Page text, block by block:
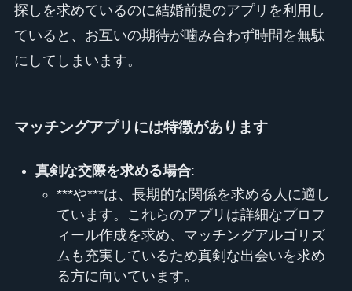
探しを求めているのに結婚前提のアプリを利用し
ていると、お互いの期待が噛み合わず時間を無駄
にしてしまいます。
マッチングアプリには特徴があります
真剣な交際を求める場合:
***や***は、長期的な関係を求める人に適し
ています。これらのアプリは詳細なプロフ
ィール作成を求め、マッチングアルゴリズ
ムも充実しているため真剣な出会いを求め
る方に向いています。